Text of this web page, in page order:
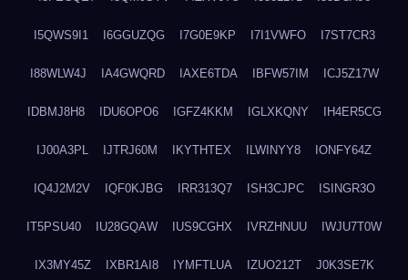
I5QWS9I1 I6GGUZQG I7G0E9KP I7I1VWFO I7ST7CR3
I88WLW4J IA4GWQRD IAXE6TDA IBFW57IM ICJ5Z17W
IDBMJ8H8 IDU6OPO6 IGFZ4KKM IGLXKQNY IH4ER5CG
IJ00A3PL IJTRJ60M IKYTHTEX ILWINYY8 IONFY64Z
IQ4J2M2V IQF0KJBG IRR313Q7 ISH3CJPC ISINGR3O
IT5PSU40 IU28GQAW IUS9CGHX IVRZHNUU IWJU7T0W
IX3MY45Z IXBR1AI8 IYMFTLUA IZUO212T J0K3SE7K